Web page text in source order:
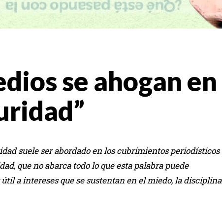
se ahogan en
suele ser abordado en los cubrimientos periodísticos
que no abarca todo lo que esta palabra puede
a intereses que se sustentan en el miedo, la disciplina